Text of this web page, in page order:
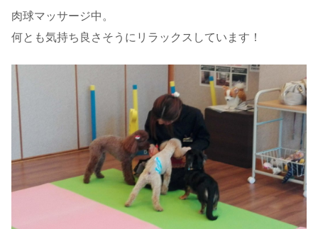
肉球マッサージ中。
何とも気持ち良さそうにリラックスしています！